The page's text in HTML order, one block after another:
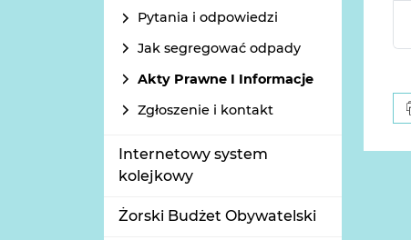
Pytania i odpowiedzi
Jak segregować odpady
Akty Prawne I Informacje
Zgłoszenie i kontakt
Internetowy system
kolejkowy
Żorski Budżet Obywatelski